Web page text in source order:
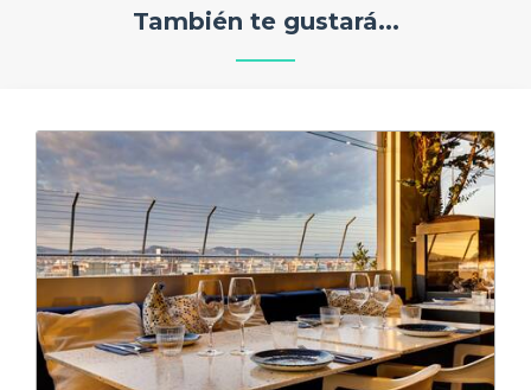
También te gustará...